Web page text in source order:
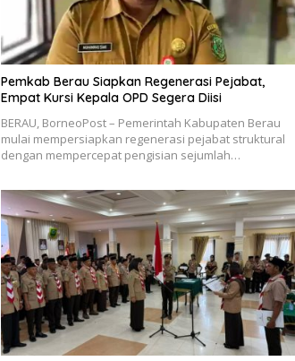
Pemkab Berau Siapkan Regenerasi Pejabat,
Empat Kursi Kepala OPD Segera Diisi
BERAU, BorneoPost – Pemerintah Kabupaten Berau
mulai mempersiapkan regenerasi pejabat struktural
dengan mempercepat pengisian sejumlah…